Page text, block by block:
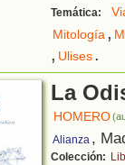
Temática:
Mitología,
, Ulises.
La
HOMERO
Alianza ,
Colección: